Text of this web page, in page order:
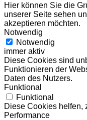
Hier können Sie die
unserer Seite sehen
akzeptieren möchten.
Notwendig
Notwendig
immer aktiv
Diese Cookies sind
Funktionieren der
Daten des Nutzers.
Funktional
Funktional
Diese Cookies helfen,
Performance